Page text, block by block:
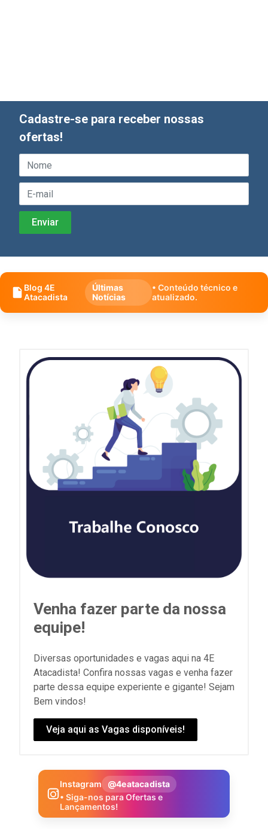
Cadastre-se para receber nossas
ofertas!
Blog 4E
Atacadista
Últimas
Notícias
• Conteúdo técnico e
atualizado.
Venha fazer parte da nossa
equipe!
Diversas oportunidades e vagas aqui na 4E
Atacadista! Confira nossas vagas e venha fazer
parte dessa equipe experiente e gigante! Sejam
Bem vindos!
Veja aqui as Vagas disponíveis!
Instagram
@4eatacadista
• Siga-nos para Ofertas e
Lançamentos!